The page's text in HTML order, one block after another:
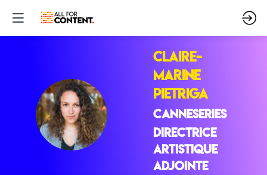
CP
Claire-
Marine
PIETRIGA
CANNESERIES
Directrice
Artistique
Adjointe